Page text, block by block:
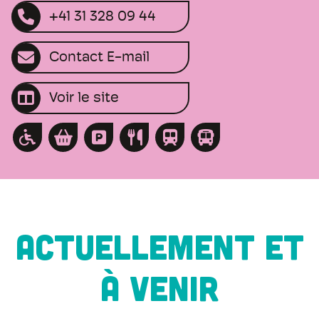
+41 31 328 09 44
Contact E-mail
Voir le site
ACTUELLEMENT ET
À VENIR